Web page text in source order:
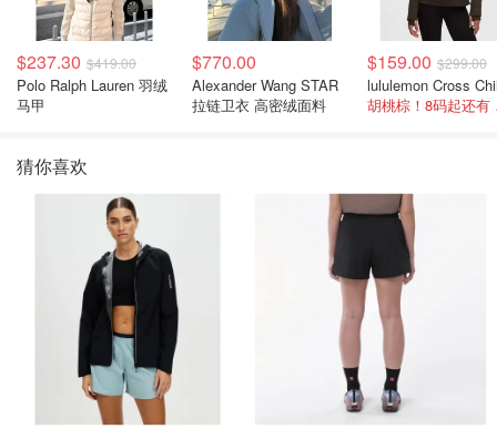
$237.30 $419.00
Polo Ralph Lauren 羽绒
马甲
$770.00
Alexander Wang STAR
拉链卫衣 高密绒面料
$159.00 $299.00
猜你喜欢